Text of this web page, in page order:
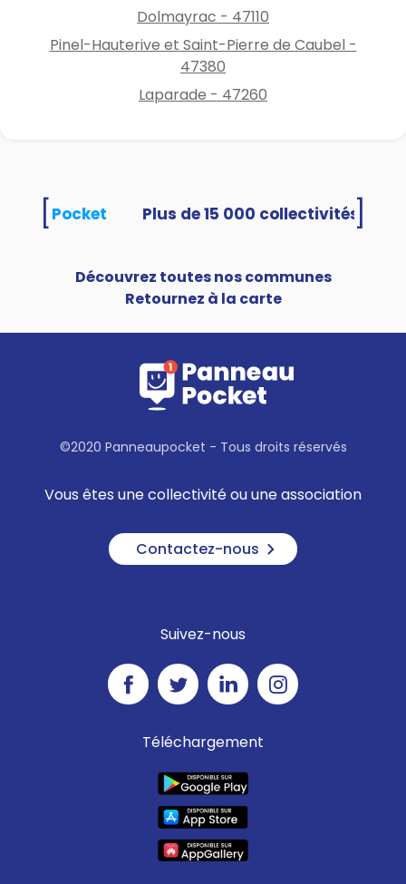
Dolmayrac - 47110
Pinel-Hauterive et Saint-Pierre de Caubel -
47380
Laparade - 47260
Découvrez toutes nos communes
Retournez à la carte
©2020 Panneaupocket - Tous droits réservés
Vous êtes une collectivité ou une association
Contactez-nous
Suivez-nous
Téléchargement